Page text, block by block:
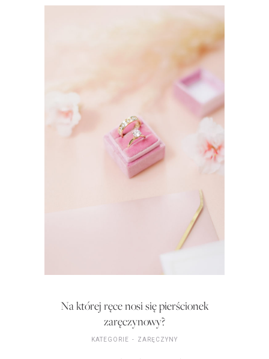
Na której ręce nosi się pierścionek
zaręczynowy?
KATEGORIE ZARĘCZYNY